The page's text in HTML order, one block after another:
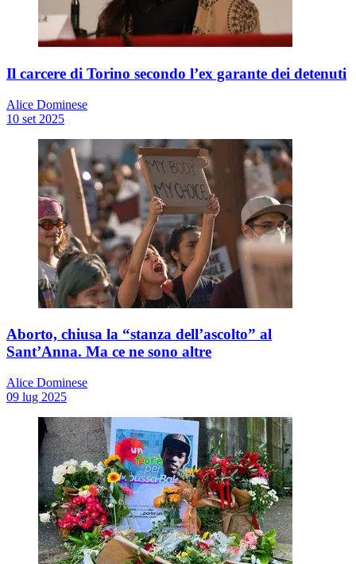
Il carcere di Torino secondo l’ex garante dei detenuti
Alice Dominese
10 set 2025
Aborto, chiusa la “stanza dell’ascolto” al
Sant’Anna. Ma ce ne sono altre
Alice Dominese
09 lug 2025